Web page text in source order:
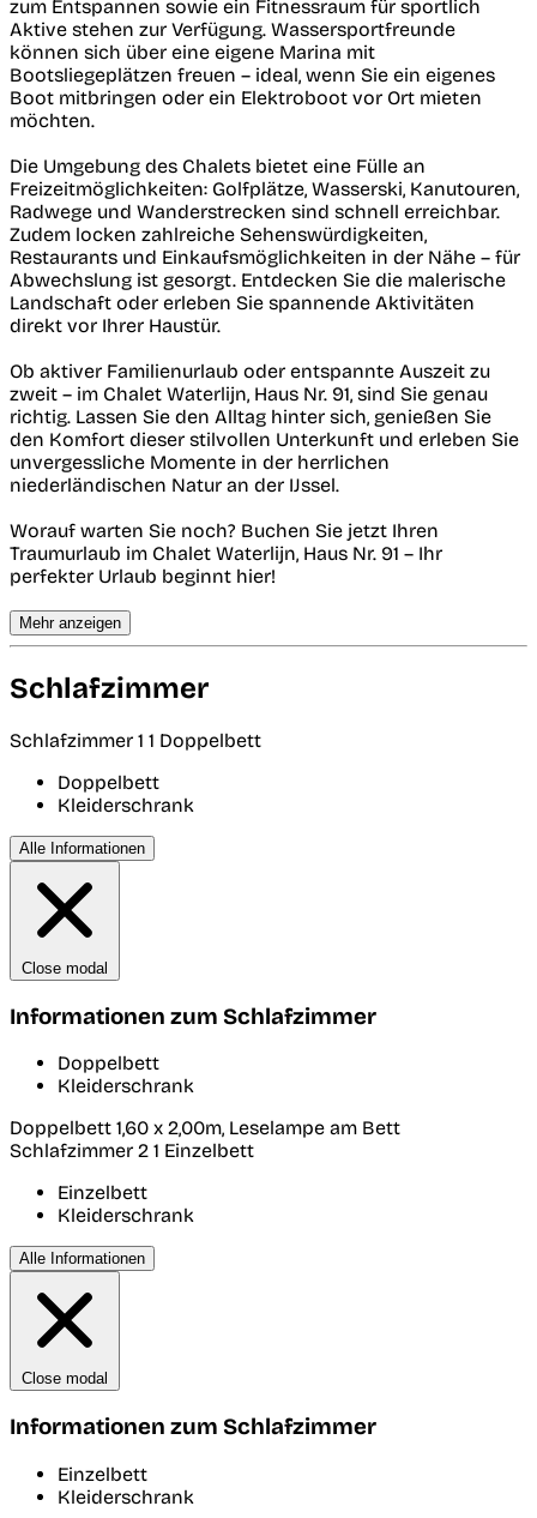
zum Entspannen sowie ein Fitnessraum für sportlich
Aktive stehen zur Verfügung. Wassersportfreunde
können sich über eine eigene Marina mit
Bootsliegeplätzen freuen – ideal, wenn Sie ein eigenes
Boot mitbringen oder ein Elektroboot vor Ort mieten
möchten.
Die Umgebung des Chalets bietet eine Fülle an
Freizeitmöglichkeiten: Golfplätze, Wasserski, Kanutouren,
Radwege und Wanderstrecken sind schnell erreichbar.
Zudem locken zahlreiche Sehenswürdigkeiten,
Restaurants und Einkaufsmöglichkeiten in der Nähe – für
Abwechslung ist gesorgt. Entdecken Sie die malerische
Landschaft oder erleben Sie spannende Aktivitäten
direkt vor Ihrer Haustür.
Ob aktiver Familienurlaub oder entspannte Auszeit zu
zweit – im Chalet Waterlijn, Haus Nr. 91, sind Sie genau
richtig. Lassen Sie den Alltag hinter sich, genießen Sie
den Komfort dieser stilvollen Unterkunft und erleben Sie
unvergessliche Momente in der herrlichen
niederländischen Natur an der IJssel.
Worauf warten Sie noch? Buchen Sie jetzt Ihren
Traumurlaub im Chalet Waterlijn, Haus Nr. 91 – Ihr
perfekter Urlaub beginnt hier!
Mehr anzeigen
Schlafzimmer
Schlafzimmer 1 1 Doppelbett
Doppelbett
Kleiderschrank
Alle Informationen
Close modal
Informationen zum Schlafzimmer
Doppelbett
Kleiderschrank
Doppelbett 1,60 x 2,00m, Leselampe am Bett
Schlafzimmer 2 1 Einzelbett
Einzelbett
Kleiderschrank
Alle Informationen
Close modal
Informationen zum Schlafzimmer
Einzelbett
Kleiderschrank